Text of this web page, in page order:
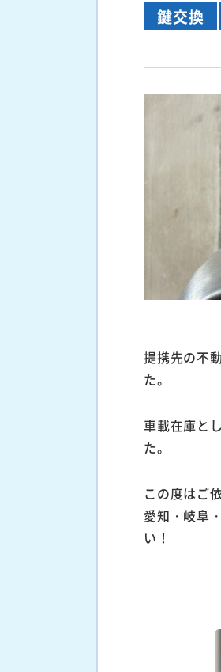
鍵交換
提携先の不
た。
車載在庫と
た。
この度はご
愛知・岐阜
い！